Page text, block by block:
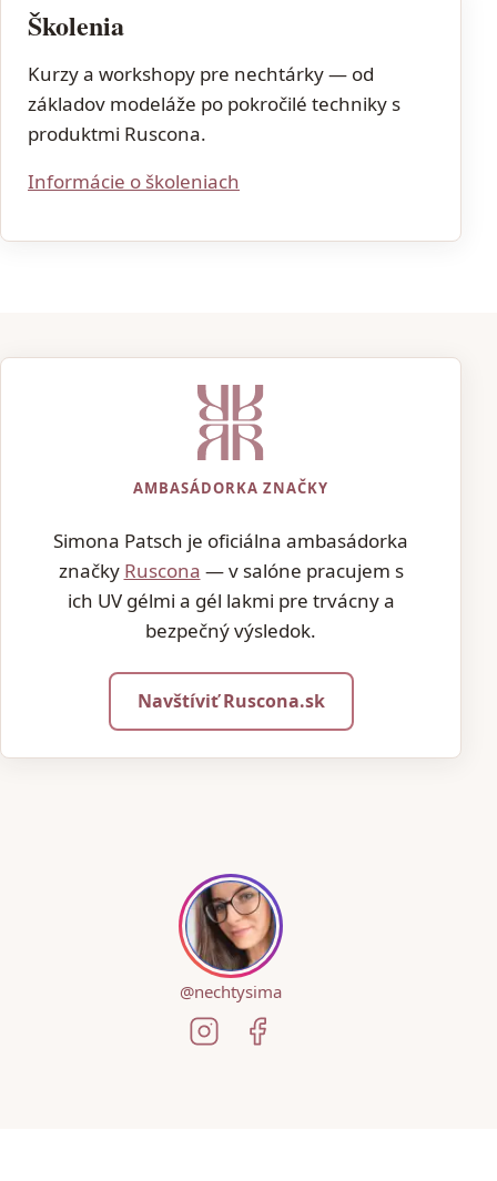
Školenia
Kurzy a workshopy pre nechtárky — od
základov modeláže po pokročilé techniky s
produktmi Ruscona.
Informácie o školeniach
AMBASÁDORKA ZNAČKY
Ruscona
Simona Patsch je oficiálna ambasádorka
značky Ruscona — v salóne pracujem s
ich UV gélmi a gél lakmi pre trvácny a
bezpečný výsledok.
Navštíviť Ruscona.sk
@nechtysima